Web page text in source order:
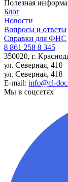
Полезная
Блог
Новости
Вопросы и ответы
Справки для ФНС
8 861 258 8 345
350020, г.
ул. Северная, 410
ул. Северная, 418
E-mail: info@cl-
Мы в соцсетях